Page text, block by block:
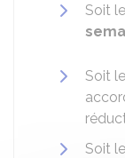
Soit
Soit
Soit